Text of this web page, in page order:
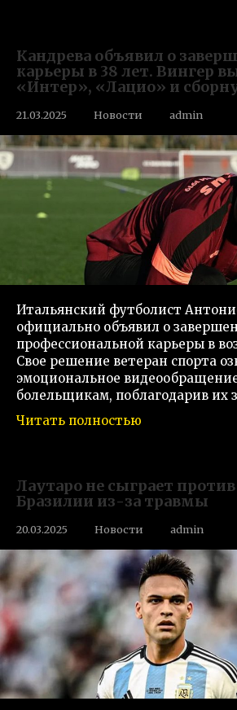
Кандрева объявил о
карьеры в 38 лет. Вингер
«Интер», «Лацио» и
21.03.2025 Новости admin
Итальянский футболист
официально объявил о
профессиональной карьеры в
Свое решение ветеран спорта
эмоциональное
болельщикам, поблагодарив их
Читать полностью
Лаутаро не сыграет
Бразилии из-за травмы
20.03.2025 Новости admin